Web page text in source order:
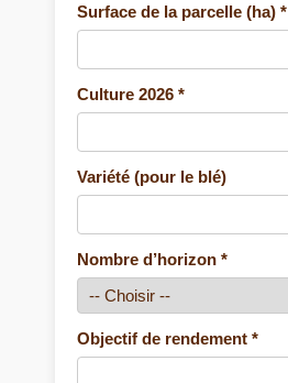
Surface de la parcelle (ha) *
Culture 2026 *
Variété (pour le blé)
Nombre d’horizon *
Objectif de rendement *